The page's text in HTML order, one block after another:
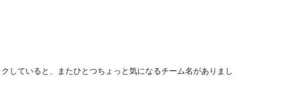
していると、またひとつちょっと気になるチーム名がありまし